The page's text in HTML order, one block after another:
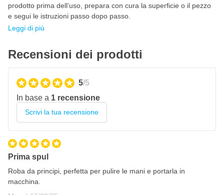
prodotto prima dell’uso, prepara con cura la superficie o il pezzo
e segui le istruzioni passo dopo passo.
Leggi di più
Recensioni dei prodotti
5/5
In base a 1 recensione
Scrivi la tua recensione
Prima spul
Roba da principi, perfetta per pulire le mani e portarla in
macchina.